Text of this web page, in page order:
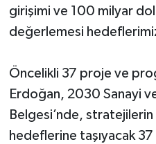
girişimi ve 100 milyar
değerlemesi
Öncelikli 37 proje ve
Erdoğan, 2030 Sanayi
Belgesi’nde, stratejilerin
hedeflerine taşıyacak